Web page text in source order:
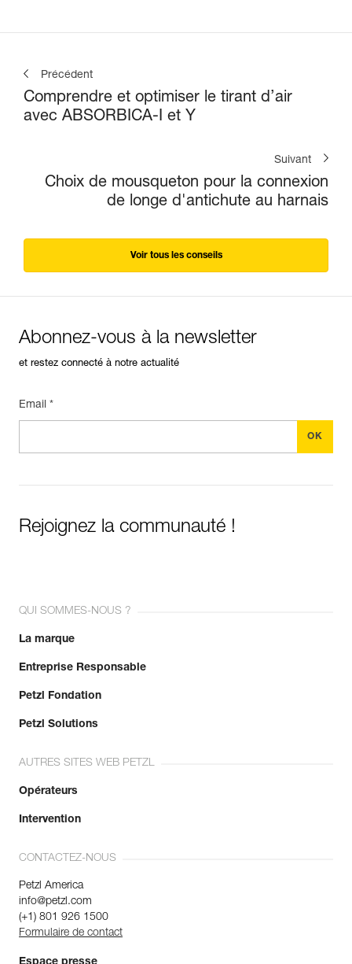
Précédent
Comprendre et optimiser le tirant d’air
avec ABSORBICA-I et Y
Suivant
Choix de mousqueton pour la connexion
de longe d'antichute au harnais
Voir tous les conseils
Abonnez-vous à la newsletter
et restez connecté à notre actualité
Email *
Rejoignez la communauté !
QUI SOMMES-NOUS ?
La marque
Entreprise Responsable
Petzl Fondation
Petzl Solutions
AUTRES SITES WEB PETZL
Opérateurs
Intervention
CONTACTEZ-NOUS
Petzl America
info@petzl.com
(+1) 801 926 1500
Formulaire de contact